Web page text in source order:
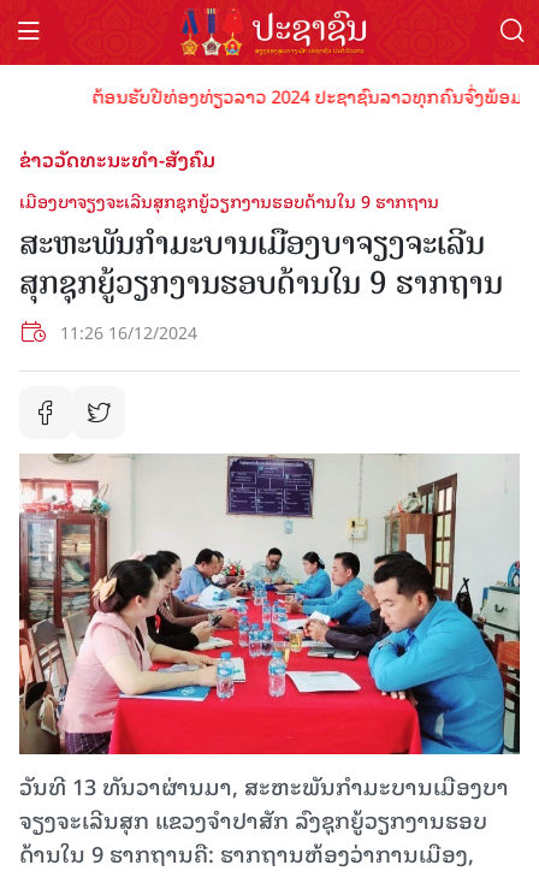
ຕ້ອນຮັບປີທ່ອງທ່ຽວລາວ 2024 ປະຊາຊົນລາວທຸກຄົນຈົ່ງພ້ອມເ
ຂ່າວວັດທະນະທຳ-ສັງຄົມ
ເມືອງບາຈຽງຈະເລີນສຸກຊຸກຍູ້ວຽກງານຮອບດ້ານໃນ 9 ຮາກຖານ
ສະຫະພັນກຳມະບານເມືອງບາຈຽງຈະເລີນ
ສຸກຊຸກຍູ້ວຽກງານຮອບດ້ານໃນ 9 ຮາກຖານ
11:26 16/12/2024
ວັນທີ 13 ທັນວາຜ່ານມາ, ສະຫະພັນກຳມະບານເມືອງບາ
ຈຽງຈະເລີນສຸກ ແຂວງຈຳປາສັກ ລົງຊຸກຍູ້ວຽກງານຮອບ
ດ້ານໃນ 9 ຮາກຖານຄື: ຮາກຖານຫ້ອງວ່າການເມືອງ,